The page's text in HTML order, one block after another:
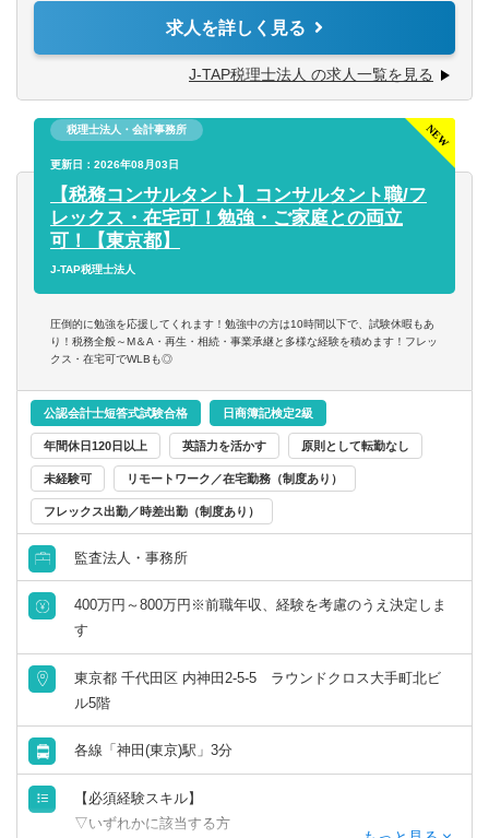
【求める人材】
■ 謙虚さと素直さがある方（コミュニケーションと協力）
■コミュニケーション能力が高く人と信頼関係を構築できる
■悪いことも含めあらゆる事象を自己成長機会だと捉えるこ
とができる（主体性）
■成長意欲が高い（プロフェッショナリズム）
・資産税（相続対策）コンサルティング
・税務面の調査（税務DD）
・組織再編ストラクチャーの検討/実行支援
※経験スキルによってお任せする業務は異なります。
求人を詳しく見る
J-TAP税理士法人 の求人一覧を見る
税理士法人・会計事務所
更新日：2026年08月03日
【税務コンサルタント】コンサルタント職/フ
レックス・在宅可！勉強・ご家庭との両立
可！【東京都】
J-TAP税理士法人
圧倒的に勉強を応援してくれます！勉強中の方は10時間以下で、試験休暇もあ
り！税務全般～M＆A・再生・相続・事業承継と多様な経験を積めます！フレッ
クス・在宅可でWLBも◎
公認会計士短答式試験合格 日商簿記検定2級
年間休日120日以上 英語力を活かす 原則として転勤なし
未経験可 リモートワーク／在宅勤務（制度あり）
フレックス出勤／時差出勤（制度あり）
監査法人・事務所
400万円～800万円※前職年収、経験を考慮のうえ決定しま
す
東京都 千代田区 内神田2-5-5 ラウンドクロス大手町北ビ
ル5階
各線「神田(東京)駅」3分
【必須経験スキル】
▽いずれかに該当する方